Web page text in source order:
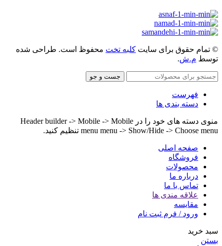
© تمام حقوق برای سایت کلبه تخت محفوظ است. طراحی شده
توسط م.ش.
جست و جو
فهرست
دسته بندی ها
منوی دسته های خود را در Header builder -> Mobile -> Mobile
menu menu -> Show/Hide -> Choose menu تنظیم کنید.
صفحه اصلی
فروشگاه
محصولات
درباره ما
تماس با ما
علاقه مندی ها
مقایسه
ورود / فرم ثبت نام
سبد خرید
بستن